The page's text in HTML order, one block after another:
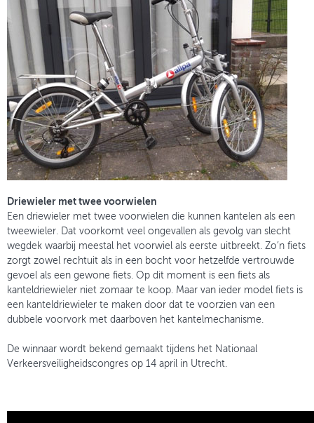
Driewieler met twee voorwielen
Een driewieler met twee voorwielen die kunnen kantelen als een
tweewieler. Dat voorkomt veel ongevallen als gevolg van slecht
wegdek waarbij meestal het voorwiel als eerste uitbreekt. Zo’n fiets
zorgt zowel rechtuit als in een bocht voor hetzelfde vertrouwde
gevoel als een gewone fiets. Op dit moment is een fiets als
kanteldriewieler niet zomaar te koop. Maar van ieder model fiets is
een kanteldriewieler te maken door dat te voorzien van een
dubbele voorvork met daarboven het kantelmechanisme.
De winnaar wordt bekend gemaakt tijdens het Nationaal
Verkeersveiligheidscongres op 14 april in Utrecht.